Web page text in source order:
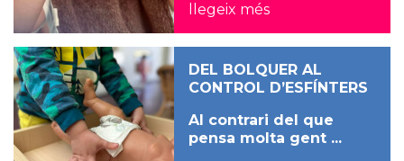
llegeix més
DEL BOLQUER AL
CONTROL D’ESFÍNTERS
Al contrari del que
pensa molta gent ...